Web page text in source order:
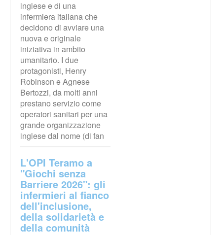
inglese e di una
infermiera italiana che
decidono di avviare una
nuova e originale
iniziativa in ambito
umanitario. I due
protagonisti, Henry
Robinson e Agnese
Bertozzi, da molti anni
prestano servizio come
operatori sanitari per una
grande organizzazione
inglese dal nome (di fan
L'OPI Teramo a
"Giochi senza
Barriere 2026": gli
infermieri al fianco
dell'inclusione,
della solidarietà e
della comunità